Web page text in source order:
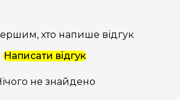
хто напише відгук
Написати відгук
не знайдено